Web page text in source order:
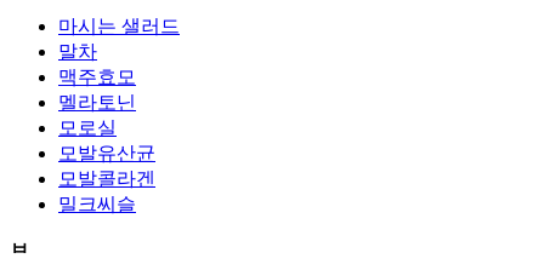
마시는 샐러드
말차
맥주효모
멜라토닌
모로실
모발유산균
모발콜라겐
밀크씨슬
ㅂ